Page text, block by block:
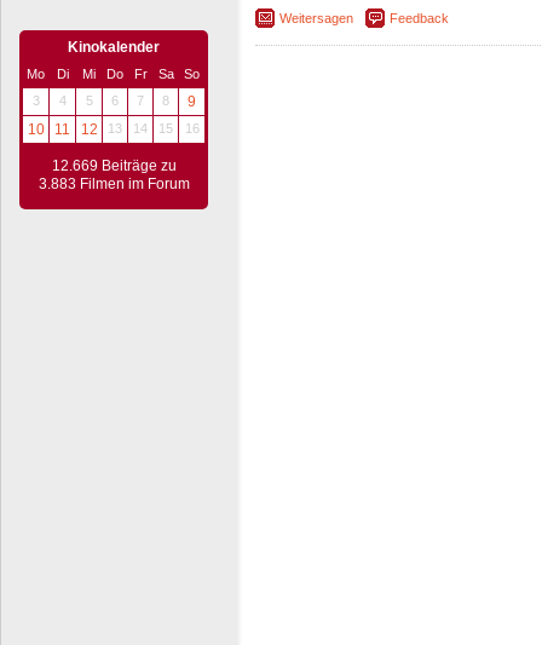
Kinokalender
Mo Di Mi Do Fr Sa
So
3
4 5 6 7 8
9
10
11 12 13 14 15 16
12.669 Beiträge zu
3.883 Filmen im Forum
Weitersagen Feedback